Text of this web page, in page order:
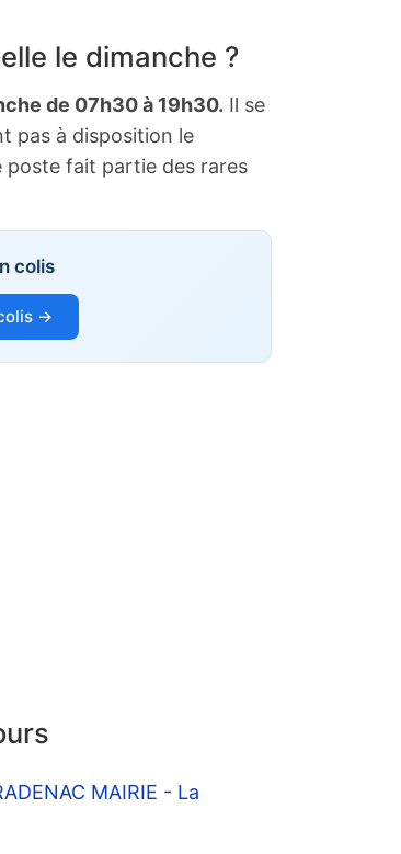
le dimanche ?
de 07h30 à 19h30. Il se
pas à disposition le
poste fait partie des rares
colis
→
MAIRIE - La